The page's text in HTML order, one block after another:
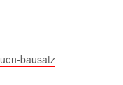
bausatz